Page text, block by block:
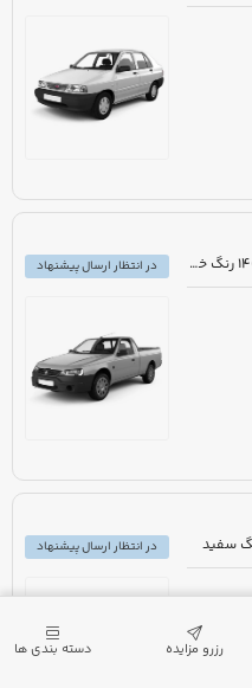
مزایده دولتی خودرو وانت آریسان 2 مدل 1402 رنگ خاکستری متالیک
در انتظار ارسال پیشنهاد
در انتظار ارسال پیشنهاد
رزرو مزایده دسته بندی ها